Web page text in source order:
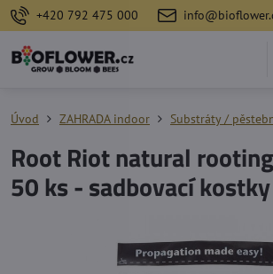
+420 792 475 000
Úvod ZAHRADA indoor Substráty /
Root Riot natural
50 ks - sadbovací kostky